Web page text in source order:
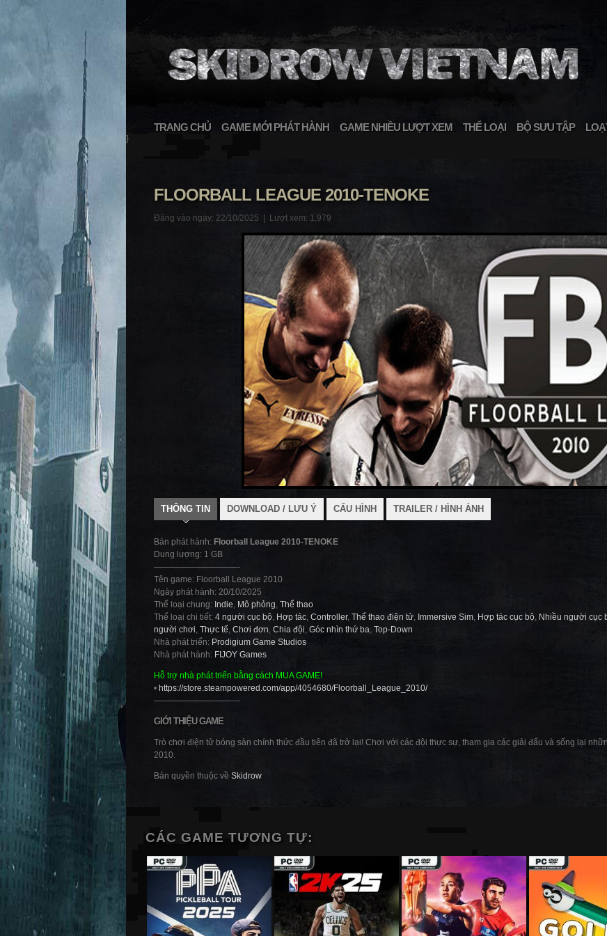
TRANG CHỦ GAME MỚI PHÁT HÀNH GAME NHIỀU LƯỢT XEM THỂ LOẠI BỘ SƯU TẬP
}
FLOORBALL LEAGUE 2010-TENOKE
Đăng vào ngày: 22/10/2025 | Lượt xem: 1,979
THÔNG TIN DOWNLOAD / LƯU Ý CẤU HÌNH TRAILER / HÌNH ẢNH
Bản phát hành: Floorball League 2010-TENOKE
Dung lượng: 1 GB
——————————-
Tên game: Floorball League 2010
Ngày phát hành: 20/10/2025
Thể loại chung: Indie, Mô phỏng, Thể thao
Thể loại chi tiết: 4 người cục bộ, Hợp tác, Controller, Thể thao điện tử, Immersive Sim, Hợp tác cục bộ, Nhiều người cục
người chơi, Thực tế, Chơi đơn, Chia đội, Góc nhìn thứ ba, Top-Down
Nhà phát triển: Prodigium Game Studios
Nhà phát hành: FIJOY Games
Hỗ trợ nhà phát triển bằng cách MUA GAME!
• https://store.steampowered.com/app/4054680/Floorball_League_2010/
——————————-
GIỚI THIỆU GAME
Trò chơi điện tử bóng sàn chính thức đầu tiên đã trở lại! Chơi với các đội thực sự, tham gia các giải đấu và sống lại
2010.
Bản quyền thuộc về Skidrow
CÁC GAME TƯƠNG TỰ: